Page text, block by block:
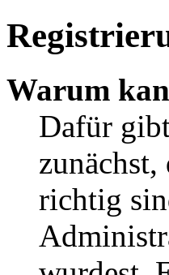
Warum
Dafür
zunächst,
richtig